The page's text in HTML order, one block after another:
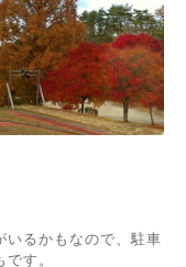
いるかもなので、駐車
す。